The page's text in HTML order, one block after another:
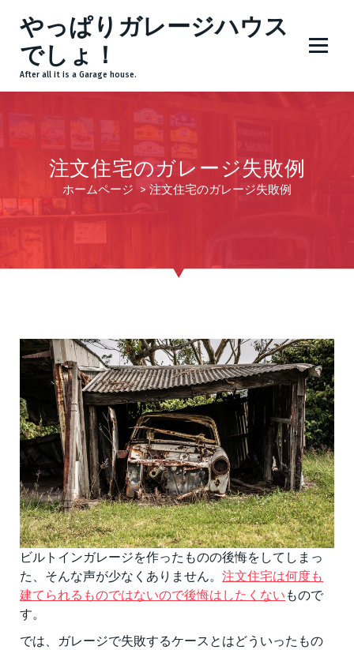
やっぱりガレージハウス
でしょ！
After all it is a Garage house.
注文住宅のガレージ失敗例
ホームページ > 注文住宅のガレージ失敗例
ビルトインガレージを作ったものの後悔をしてしまっ
た、そんな声が少なくありません。 注文住宅は何度も
建てられるものではないので後悔はしたくない もので
す。
では、ガレージで失敗するケースとはどういったもの